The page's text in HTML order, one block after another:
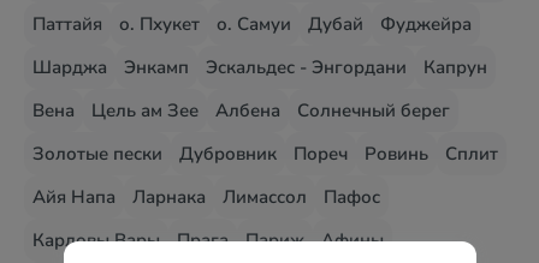
Паттайя
о. Пхукет о. Самуи Дубай
Фуджейра
Шарджа
Энкамп Эскальдес - Энгордани
Капрун
Вена
Цель ам Зее Албена
Солнечный берег
Золотые пески
Дубровник Пореч Ровинь
Сплит
Айя Напа
Ларнака Лимассол
Пафос
Карловы Вары
Прага Париж Афины